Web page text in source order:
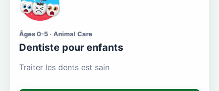
Âges 0-5 · Animal Care
Dentiste pour enfants
Traiter les dents est sain